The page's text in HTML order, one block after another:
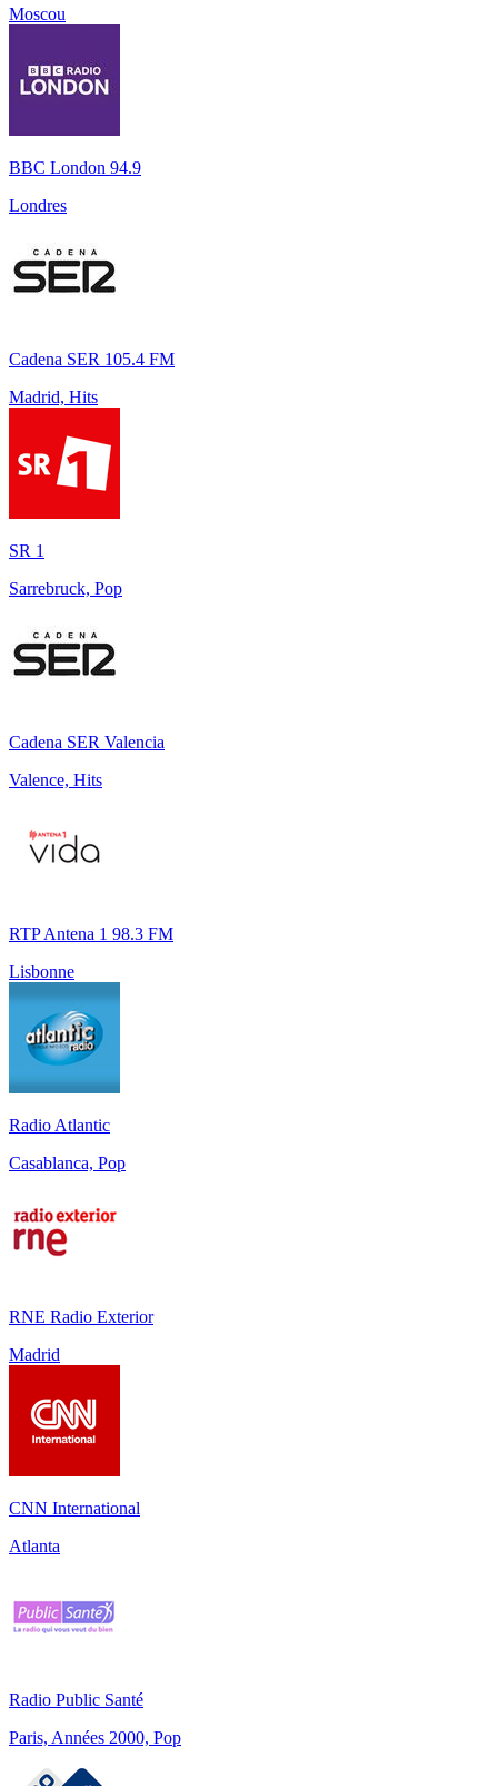
Moscou
BBC London 94.9
Londres
Cadena SER 105.4 FM
Madrid, Hits
SR 1
Sarrebruck, Pop
Cadena SER Valencia
Valence, Hits
RTP Antena 1 98.3 FM
Lisbonne
Radio Atlantic
Casablanca, Pop
RNE Radio Exterior
Madrid
CNN International
Atlanta
Radio Public Santé
Paris, Années 2000, Pop